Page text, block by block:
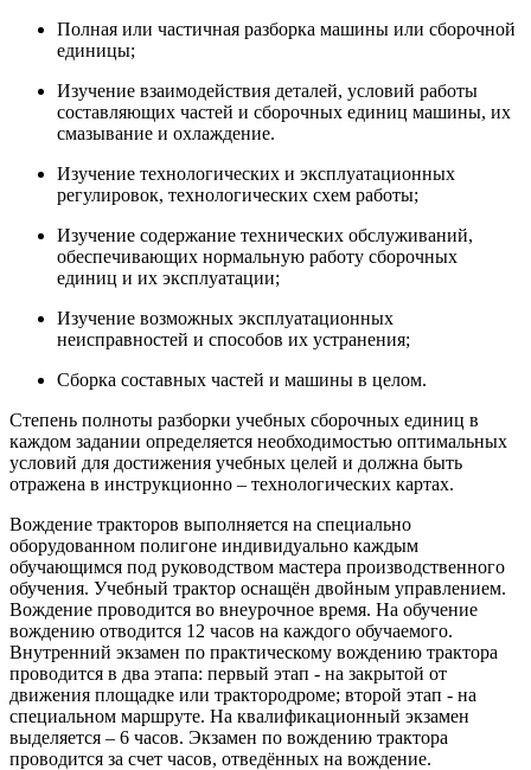
Полная или частичная разборка машины или сборочной
единицы;
Изучение взаимодействия деталей, условий работы
составляющих частей и сборочных единиц машины, их
смазывание и охлаждение.
Изучение технологических и эксплуатационных
регулировок, технологических схем работы;
Изучение содержание технических обслуживаний,
обеспечивающих нормальную работу сборочных
единиц и их эксплуатации;
Изучение возможных эксплуатационных
неисправностей и способов их устранения;
Сборка составных частей и машины в целом.
Степень полноты разборки учебных сборочных единиц в
каждом задании определяется необходимостью оптимальных
условий для достижения учебных целей и должна быть
отражена в инструкционно – технологических картах.
Вождение тракторов выполняется на специально
оборудованном полигоне индивидуально каждым
обучающимся под руководством мастера производственного
обучения. Учебный трактор оснащён двойным управлением.
Вождение проводится во внеурочное время. На обучение
вождению отводится 12 часов на каждого обучаемого.
Внутренний экзамен по практическому вождению трактора
проводится в два этапа: первый этап - на закрытой от
движения площадке или трактородроме; второй этап - на
специальном маршруте. На квалификационный экзамен
выделяется – 6 часов. Экзамен по вождению трактора
проводится за счет часов, отведённых на вождение.